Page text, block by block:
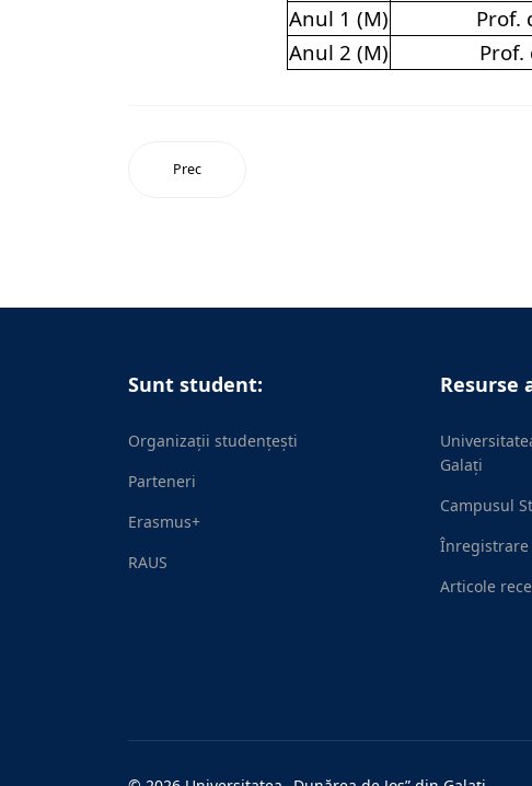
Anul 1 (M)
Prof.
Anul 2 (M)
Prof.
Prec
Sunt student:
Organizații studențești
Parteneri
Erasmus+
RAUS
Resurse
Galați
Campusul
Înregistrare
Articole